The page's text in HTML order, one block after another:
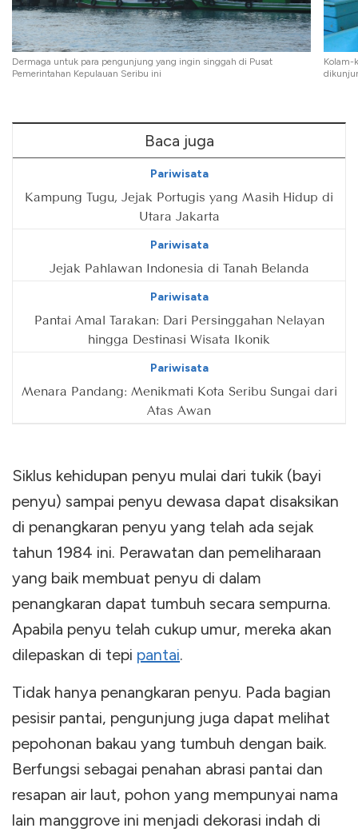
Dermaga untuk para pengunjung yang ingin singgah di Pusat
Pemerintahan Kepulauan Seribu ini
Kolam-
Baca juga
Pariwisata
Kampung Tugu, Jejak Portugis yang Masih Hidup di
Utara Jakarta
Pariwisata
Jejak Pahlawan Indonesia di Tanah Belanda
Pariwisata
Pantai Amal Tarakan: Dari Persinggahan Nelayan
hingga Destinasi Wisata Ikonik
Pariwisata
Menara Pandang: Menikmati Kota Seribu Sungai dari
Atas Awan
Siklus kehidupan penyu mulai dari tukik (bayi
penyu) sampai penyu dewasa dapat disaksikan
di penangkaran penyu yang telah ada sejak
tahun 1984 ini. Perawatan dan pemeliharaan
yang baik membuat penyu di dalam
penangkaran dapat tumbuh secara sempurna.
Apabila penyu telah cukup umur, mereka akan
dilepaskan di tepi pantai.
Tidak hanya penangkaran penyu. Pada bagian
pesisir pantai, pengunjung juga dapat melihat
pepohonan bakau yang tumbuh dengan baik.
Berfungsi sebagai penahan abrasi pantai dan
resapan air laut, pohon yang mempunyai nama
lain manggrove ini menjadi dekorasi indah di